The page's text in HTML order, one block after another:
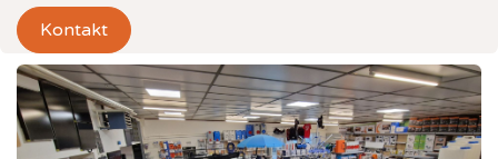
Kontakt